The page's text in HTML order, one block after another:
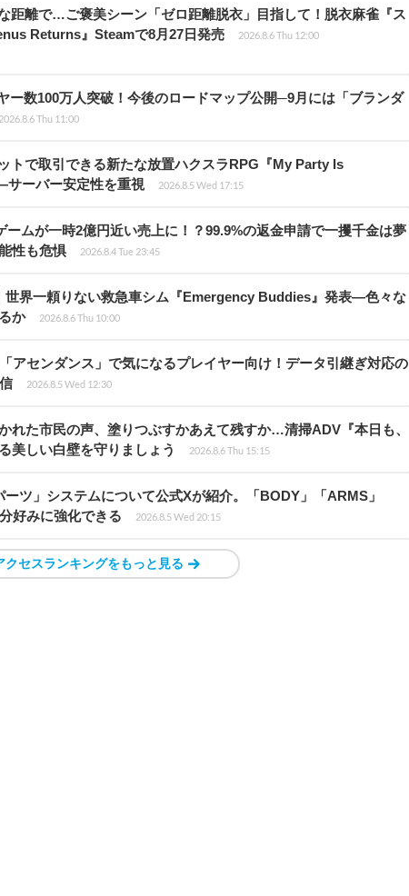
距離で…ご褒美シーン「ゼロ距離脱衣」目指して！脱衣麻雀『ス
Returns』Steamで8月27日発売
2026.8.6 Thu 12:00
ー数100万人突破！今後のロードマップ公開─9月には「ブランダ
2026.8.6 Thu 11:00
トで取引できる新たな放置ハクスラRPG『My Party Is
ーバー安定性を重視
2026.8.5 Wed 17:15
ームが一時2億円近い売上に！？99.9%の返金申請で一攫千金は夢
性も危惧
2026.8.4 Tue 23:45
世界一頼りない救急車シム『Emergency Buddies』発表―色々な
か
2026.8.6 Thu 10:00
アセンダンス」で気になるプレイヤー向け！データ引継ぎ対応の
2026.8.5 Wed 12:30
れた市民の声、塗りつぶすかあえて残すか…清掃ADV『本日も、
美しい白壁を守りましょう
2026.8.6 Thu 15:15
ーツ」システムについて公式Xが紹介。「BODY」「ARMS」
好みに強化できる
2026.8.5 Wed 20:15
クセスランキングをもっと見る